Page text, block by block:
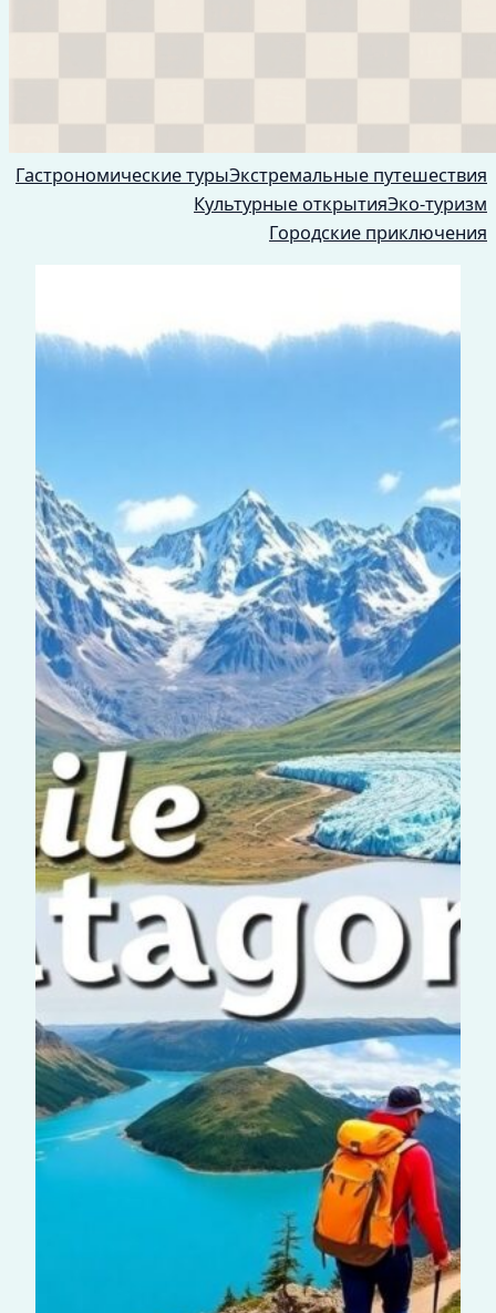
Гастрономические турыЭкстремальные путешествия
Культурные открытияЭко-туризм
Городские приключения